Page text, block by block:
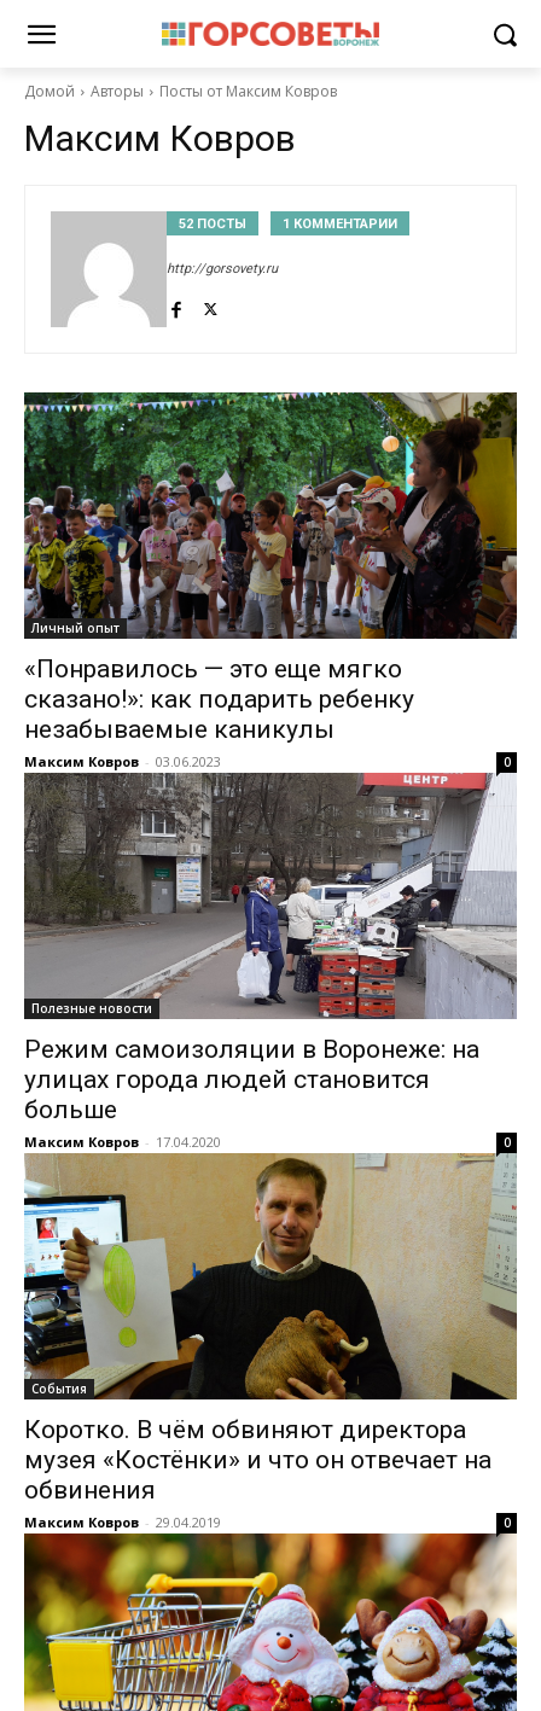
Домой Авторы Посты от Максим Ковров
Максим Ковров
52 ПОСТЫ 1 КОММЕНТАРИИ
http://gorsovety.ru
Личный опыт
«Понравилось — это еще мягко
сказано!»: как подарить ребенку
незабываемые каникулы
Максим Ковров - 03.06.2023 0
Полезные новости
Режим самоизоляции в Воронеже: на
улицах города людей становится
больше
Максим Ковров - 17.04.2020 0
События
Коротко. В чём обвиняют директора
музея «Костёнки» и что он отвечает на
обвинения
Максим Ковров - 29.04.2019 0